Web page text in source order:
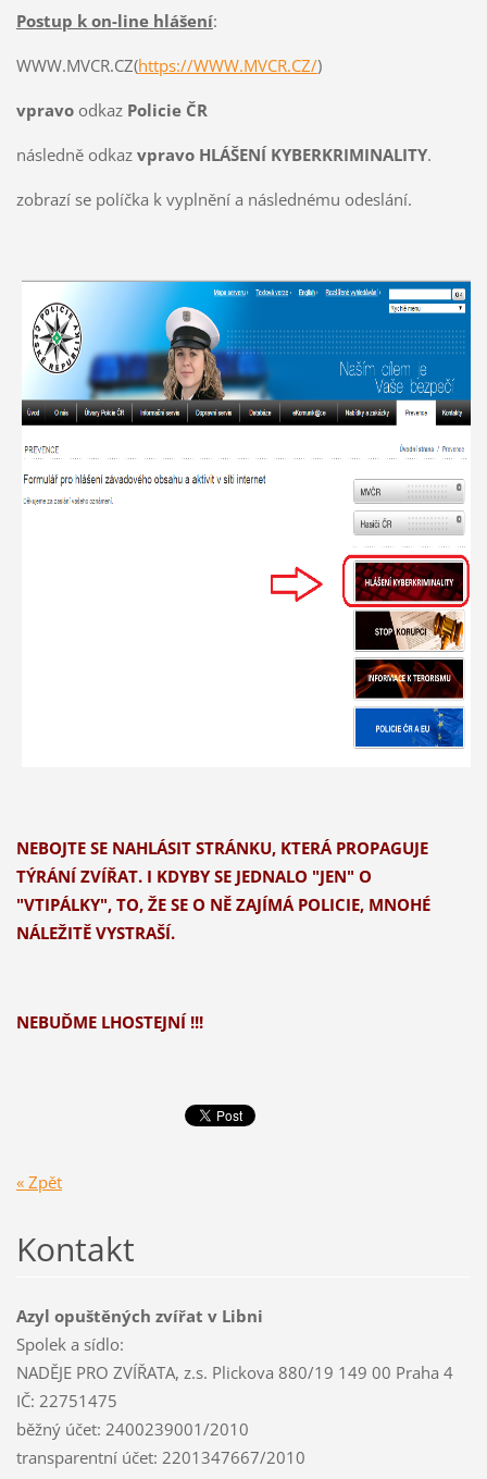
Postup k on-line hlášení:
WWW.MVCR.CZ(https://WWW.MVCR.CZ/)
vpravo odkaz Policie ČR
následně odkaz vpravo HLÁŠENÍ KYBERKRIMINALITY.
zobrazí se políčka k vyplnění a následnému odeslání.
NEBOJTE SE NAHLÁSIT STRÁNKU, KTERÁ PROPAGUJE
TÝRÁNÍ ZVÍŘAT. I KDYBYSE JEDNALO "JEN" O
"VTIPÁLKY", TO, ŽE SE O NĚ ZAJÍMÁ POLICIE, MNOHÉ
NÁLEŽITĚ VYSTRAŠÍ.
NEBUĎME LHOSTEJNÍ !!!
« Zpět
Kontakt
Azyl opuštěných zvířat v Libni
Spolek a sídlo:
NADĚJE PRO ZVÍŘATA, z.s. Plickova 880/19 149 00 Praha 4
IČ: 22751475
běžný účet: 2400239001/2010
transparentní účet: 2201347667/2010